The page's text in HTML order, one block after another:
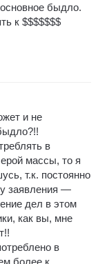
быдло.
к $$$$$$$
и не
в
массы, то я
т.к. постоянно
заявления —
дел в этом
как вы, мне
в